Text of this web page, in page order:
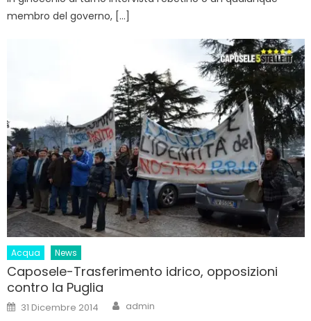
membro del governo, […]
Acqua News
Caposele-Trasferimento idrico, opposizioni
contro la Puglia
Posted
on
31 Dicembre 2014 Author
admin